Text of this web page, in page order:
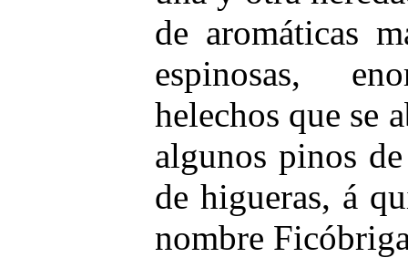
de aromáticas
espinosas,
helechos que se
algunos pinos
de higueras, á
nombre